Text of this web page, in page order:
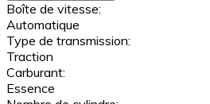
Boîte de vitesse:
Automatique
Type de transmission:
Traction
Carburant:
Essence